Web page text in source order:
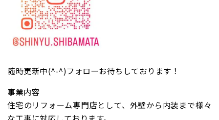
随時更新中(^-^)フォローお待ちしております！
事業内容
住宅のリフォーム専門店として、外壁から内装まで様々